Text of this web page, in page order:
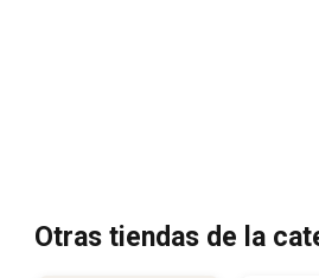
Otras tiendas de la